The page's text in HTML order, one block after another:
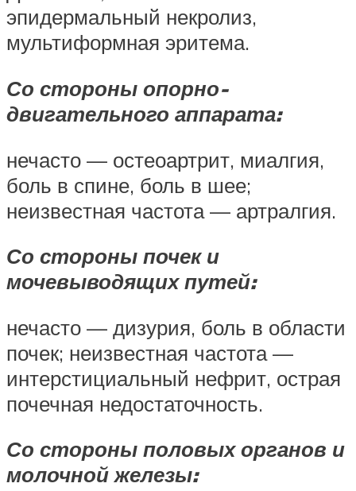
эпидермальный некролиз,
мультиформная эритема.
Со стороны опорно-
двигательного аппарата:
нечасто — остеоартрит, миалгия,
боль в спине, боль в шее;
неизвестная частота — артралгия.
Со стороны почек и
мочевыводящих путей:
нечасто — дизурия, боль в области
почек; неизвестная частота —
интерстициальный нефрит, острая
почечная недостаточность.
Со стороны половых органов и
молочной железы: